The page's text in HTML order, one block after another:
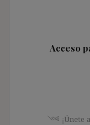
Acceso
༺ ¡Únete